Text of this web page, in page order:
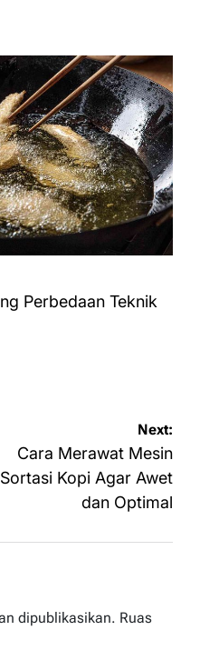
Perbedaan Teknik
Next:
Cara Merawat Mesin
Sortasi Kopi Agar Awet
dan Optimal
dipublikasikan. Ruas